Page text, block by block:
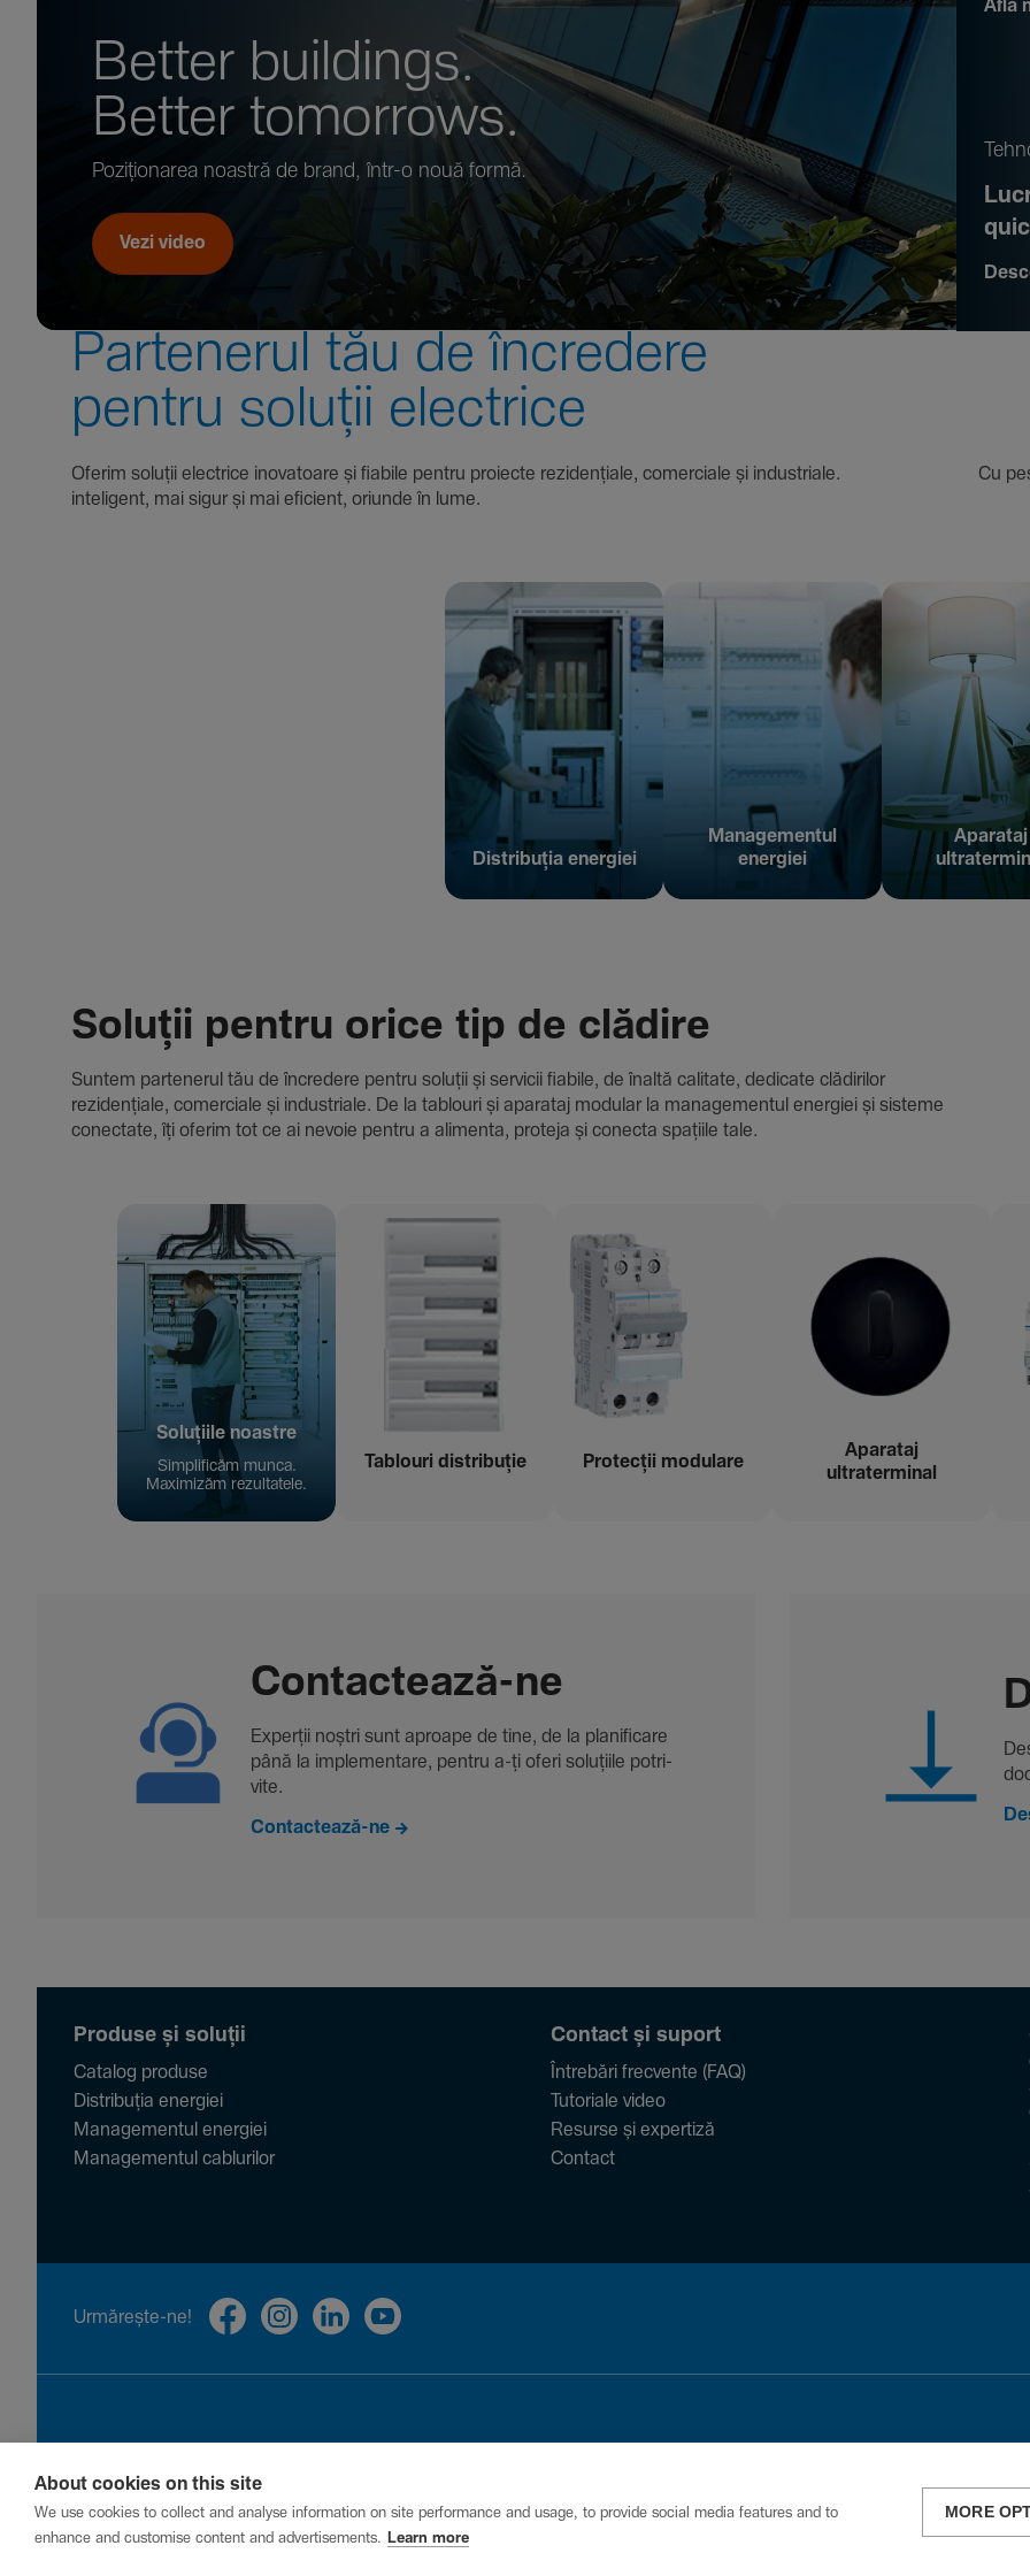
Better buil­dings.
Better tomor­rows.
Pozi­țio­narea noastră de brand, într-o nouă formă.
Vezi video
Află
Parte­nerul tău de încre­dere
pentru soluții electrice
Oferim soluții electrice inova­toare și fiabile pentru proiecte rezi­den­țiale, comer­ciale și indus­triale. Cu peste
inte­li­gent, mai sigur și mai eficient, oriunde în lume.
Distribuția energiei
Managementul
energiei
Aparataj
Soluții pentru orice tip de clădire
Suntem parte­nerul tău de încre­dere pentru soluții și servicii fiabile, de înaltă cali­tate, dedi­cate clădi­rilor
rezi­den­țiale, comer­ciale și indus­triale. De la tablouri și aparataj modular la managementul energiei și sisteme
conec­tate, îți oferim tot ce ai nevoie pentru a alimenta, proteja și conecta spațiile tale.
Solu­țiile noastre
Simpli­ficăm munca.
Maxi­mizăm rezul­ta­tele.
Tablouri distribuție Protecții modu­lare
Aparataj
ultraterminal
Contac­tează-ne
Experții noștri sunt aproape de tine, de la plani­fi­care
până la imple­men­tare, pentru a-ți oferi solu­țiile potri­
vite.
Contactează-ne
Produse și soluții
Catalog produse
Distribuția energiei
Managementul energiei
Managementul cablurilor
Contact și suport
Întrebări frecvente (FAQ)
Tutoriale video
Resurse și expertiză
Contact
Urmă­rește-ne!
Privacy Cookies
About cookies on this site
We use cookies to collect and analyse information on site performance and usage, to provide social media features and to
enhance and customise content and advertisements.
Learn more
MORE